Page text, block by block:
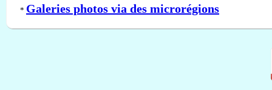
* Galeries photos via des microrégions